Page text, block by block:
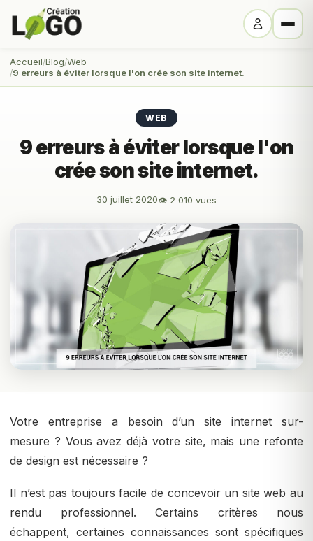
Accueil Blog Web
9 erreurs à éviter lorsque l'on crée son site internet.
WEB
9 erreurs à éviter lorsque l'on
crée son site internet.
30 juillet 2020👁 2 010 vues
Votre entreprise a besoin d’un site internet sur-
mesure ? Vous avez déjà votre site, mais une refonte
de design est nécessaire ?
Il n’est pas toujours facile de concevoir un site web au
rendu professionnel. Certains critères nous
échappent, certaines connaissances sont spécifiques